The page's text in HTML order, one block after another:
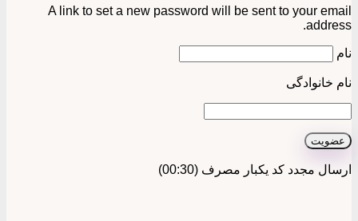
A link to set a new password will be sent to your email
address.
نام
نام خانوادگی
عضویت
ارسال مجدد کد یکبار مصرف (00:
30
)